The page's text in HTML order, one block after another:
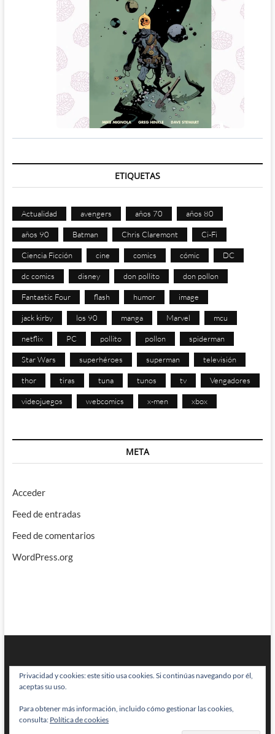
ETIQUETAS
Actualidad avengers años 70 años 80
años 90 Batman Chris Claremont Ci-Fi
Ciencia Ficción cine comics cómic DC
dc comics disney don pollito don pollon
Fantastic Four flash humor image
jack kirby los 90 manga Marvel mcu
netflix PC pollito pollon spiderman
Star Wars superhéroes superman televisión
thor tiras tuna tunos tv Vengadores
videojuegos webcomics x-men xbox
META
Acceder
Feed de entradas
Feed de comentarios
WordPress.org
BRAINSTOMPING| Diseñado por:Theme Freesia|WordPress| © Todos
los derechos reservados
Privacidad y cookies: este sitio usa cookies. Si continúas navegando por él,
aceptas su uso.
Para obtener más información, incluido cómo gestionar las cookies,
consulta: Política de cookies